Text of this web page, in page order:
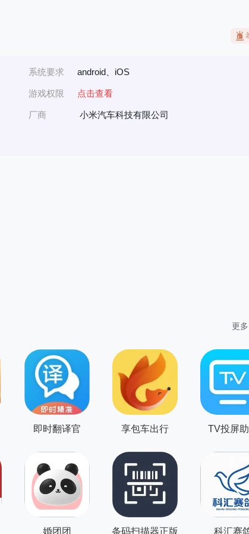
系统要求 android、iOS
游戏权限 点击查看
厂商 小米汽车科技有限公司
更多
即时翻译官 享包车出行 TV投屏
婚团团 条码扫描器正版 科汇赛